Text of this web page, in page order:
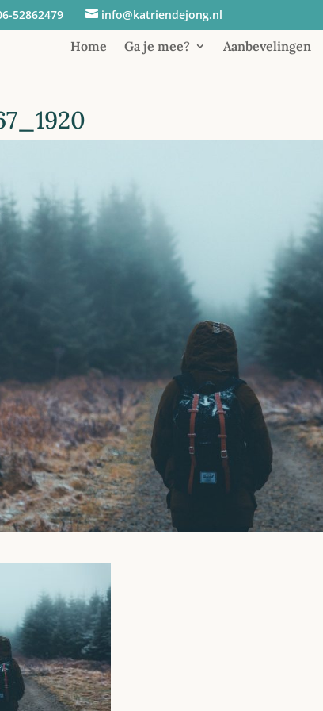
52862479  info@katriendejong.nl
Home Ga je mee? Aanbevelingen